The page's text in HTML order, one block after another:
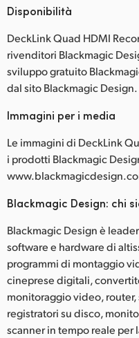
Disponibilità
DeckLink Quad HDMI
rivenditori Blackmagic
sviluppo gratuito
dal sito Blackmagic Design.
Immagini per i media
Le immagini di DeckLink
i prodotti Blackmagic
Blackmagic Design: chi
Blackmagic Design è
software e hardware di
programmi di montaggio
cineprese digitali,
monitoraggio video,
registratori su disco,
scanner in tempo reale